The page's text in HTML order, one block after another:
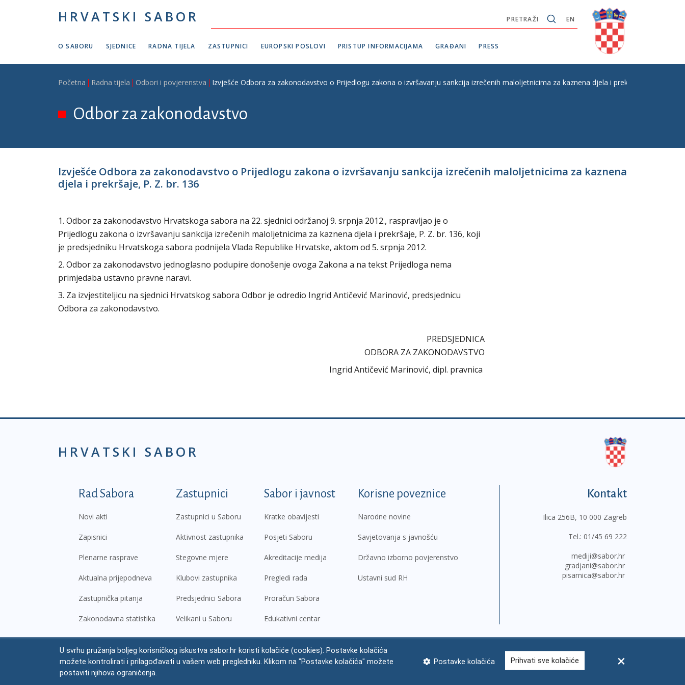
HRVATSKI SABOR EN
PRETRAŽI
O SABORU SJEDNICE RADNA TIJELA ZASTUPNICI EUROPSKI POSLOVI PRISTUP INFORMACIJAMA GRAĐANI PRESS
Breadcrumb
Početna Radna tijela Odbori i povjerenstva Izvješće Odbora za zakonodavstvo o Prijedlogu zakona o izvršavanju sankcija izrečenih maloljetnicima za kaznena djela i prekršaje, P. Z. br.
Odbor za zakonodavstvo
Izvješće Odbora za zakonodavstvo o Prijedlogu zakona o izvršavanju sankcija izrečenih maloljetnicima za kaznena
djela i prekršaje, P. Z. br. 136
1. Odbor za zakonodavstvo Hrvatskoga sabora na 22. sjednici održanoj 9. srpnja 2012., raspravljao je o
Prijedlogu zakona o izvršavanju sankcija izrečenih maloljetnicima za kaznena djela i prekršaje, P. Z. br. 136, koji
je predsjedniku Hrvatskoga sabora podnijela Vlada Republike Hrvatske, aktom od 5. srpnja 2012.
2. Odbor za zakonodavstvo jednoglasno podupire donošenje ovoga Zakona a na tekst Prijedloga nema
primjedaba ustavno pravne naravi.
3. Za izvjestiteljicu na sjednici Hrvatskog sabora Odbor je odredio Ingrid Antičević Marinović, predsjednicu
Odbora za zakonodavstvo.
PREDSJEDNICA
ODBORA ZA ZAKONODAVSTVO
Ingrid Antičević Marinović, dipl. pravnica
HRVATSKI SABOR
Podnožje prvi izbornik
Rad Sabora
Novi akti
Zapisnici
Plenarne rasprave
Aktualna prijepodneva
Zastupnička pitanja
Zakonodavna statistika
Zastupnici
Zastupnici u Saboru
Aktivnost zastupnika
Stegovne mjere
Klubovi zastupnika
Predsjednici Sabora
Velikani u Saboru
Sabor i javnost
Kratke obavijesti
Posjeti Saboru
Akreditacije medija
Pregledi rada
Proračun Sabora
Edukativni centar
Korisne poveznice
Narodne novine
Savjetovanja s javnošću
Državno izborno povjerenstvo
Ustavni sud RH
Kontakt
Ilica 256B, 10 000 Zagreb
Tel.: 01/45 69 222
mediji@sabor.hr
gradjani@sabor.hr
pisarnica@sabor.hr
© Hrvatski sabor, 2026 Pravne napomene Izjava o pristupačnosti Zaštita osobnih podataka Impressum Česta pitanja Kontakti Mapa weba
U svrhu pružanja boljeg korisničkog iskustva sabor.hr koristi kolačiće (cookies). Postavke kolačića
možete kontrolirati i prilagođavati u vašem web pregledniku. Klikom na "Postavke kolačića" možete
postaviti njihova ograničenja.
Postavke kolačića Prihvati sve kolačiće